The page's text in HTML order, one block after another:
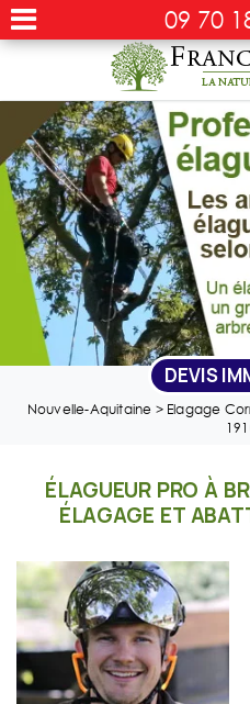
09 70
DEVIS
Nouvelle-Aquitaine > Elagage
ÉLAGUEUR PRO À
ÉLAGAGE ET